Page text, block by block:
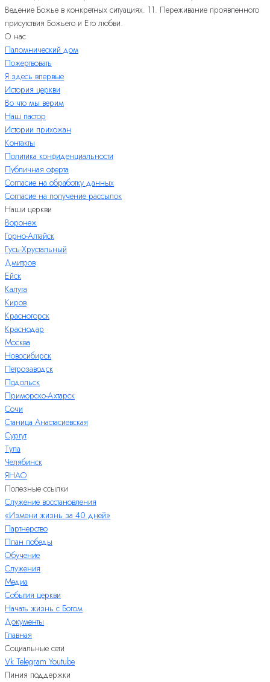
Ведение Божье в конкретных ситуациях. 11. Переживание проявленного
присутствия Божьего и Его любви.
О нас
Паломнический дом
Пожертвовать
Я здесь впервые
История церкви
Во что мы верим
Наш пастор
Истории прихожан
Контакты
Политика конфиденциальности
Публичная оферта
Согласие на обработку данных
Согласие на получение рассылок
Наши церкви
Воронеж
Горно-Алтайск
Гусь-Хрустальный
Дмитров
Ейск
Калуга
Киров
Красногорск
Краснодар
Москва
Новосибирск
Петрозаводск
Подольск
Приморско-Ахтарск
Сочи
Станица Анастасиевская
Сургут
Тула
Челябинск
ЯНАО
Полезные ссылки
Служение восстановления
«Измени жизнь за 40 дней»
Партнерство
План победы
Обучение
Служения
Медиа
События церкви
Начать жизнь с Богом
Документы
Главная
Социальные сети
Vk Telegram Youtube
Линия поддержки